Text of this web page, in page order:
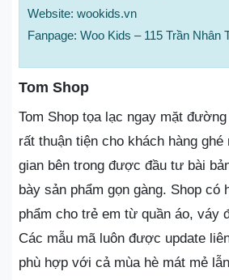
Website: wookids.vn
Fanpage: Woo Kids – 115 Trần Nhân
Tom Shop
Tom Shop tọa lạc ngay mặt
rất thuận tiện cho khách hàng ghé
gian bên trong được đầu tư bài
bày sản phẩm gọn gàng. Shop có
phẩm cho trẻ em từ quần áo, váy
Các mẫu mã luôn được update
phù hợp với cả mùa hè mát mẻ